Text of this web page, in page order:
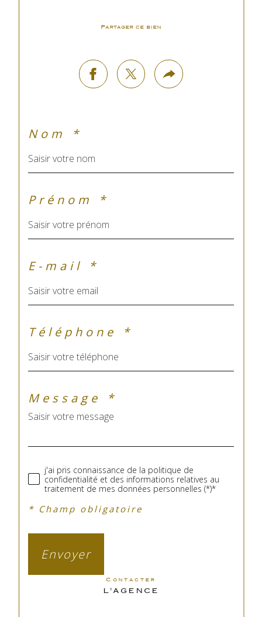
Partager ce bien
Nom *
Prénom *
E-mail *
Téléphone *
Message *
j'ai pris connaissance de la politique de
confidentialité et des informations relatives au
traitement de mes données personnelles (*)*
* Champ obligatoire
Envoyer
contacter
L'AGENCE